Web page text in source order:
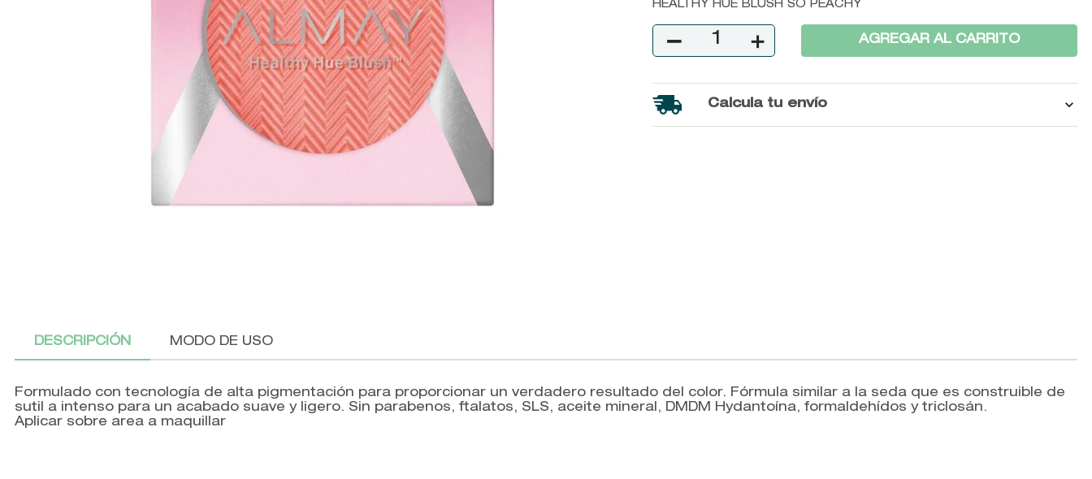
HEALTHY HUE BLUSH SO PEACHY
＋
－ AGREGAR AL CARRITO
Calcula tu envío
DESCRIPCIÓN MODO DE USO
Formulado con tecnología de alta pigmentación para proporcionar un verdadero resultado del color. Fórmula similar a la seda que es construible de
sutil a intenso para un acabado suave y ligero. Sin parabenos, ftalatos, SLS, aceite mineral, DMDM Hydantoína, formaldehídos y triclosán.
Aplicar sobre area a maquillar